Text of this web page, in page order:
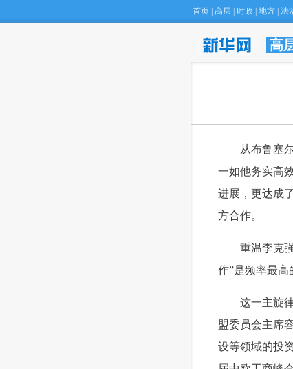
首页 高层 时政 地方 法
高
从布鲁塞尔
一如他务实高
进展，更达成
方合作。
重温李克强
作”是频率最高
这一主旋律
盟委员会主席
设等领域的投